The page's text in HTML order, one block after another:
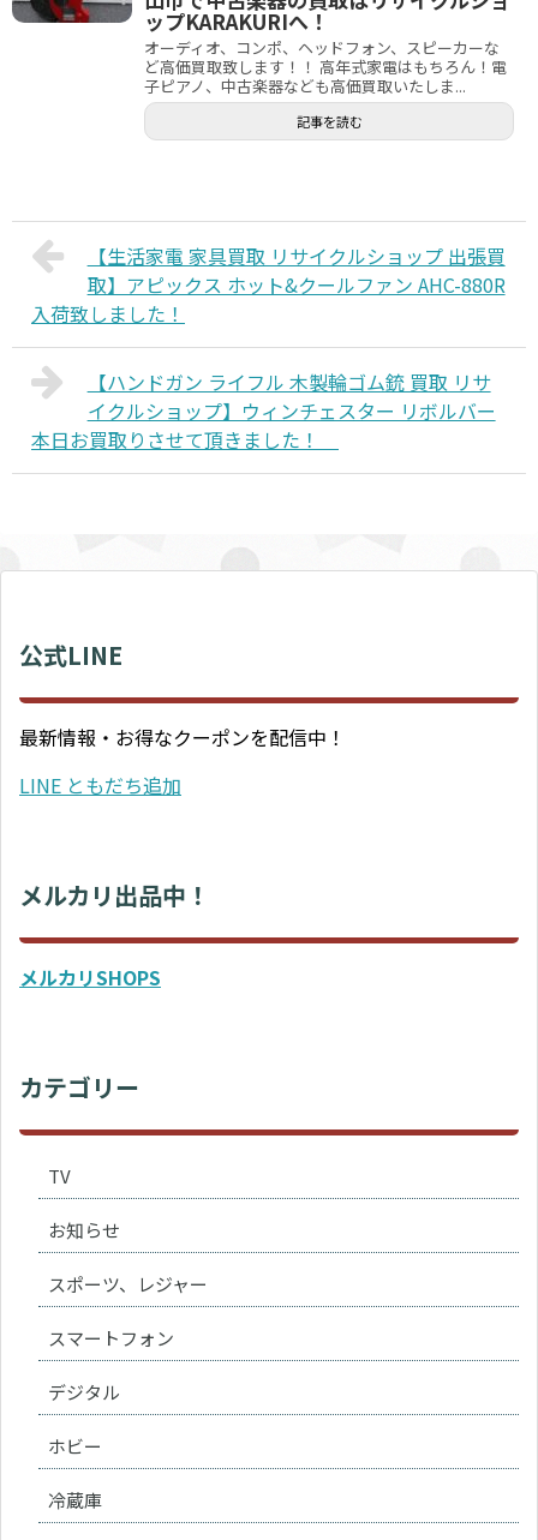
ップKARAKURIへ！
オーディオ、コンポ、ヘッドフォン、スピーカーな
ど高価買取致します！！ 高年式家電はもちろん！電
子ピアノ、中古楽器なども高価買取いたしま...
記事を読む
【生活家電 家具買取 リサイクルショップ 出張買
取】アピックス ホット&クールファン AHC-880R
入荷致しました！
【ハンドガン ライフル 木製輪ゴム銃 買取 リサ
イクルショップ】ウィンチェスター リボルバー
本日お買取りさせて頂きました！
公式LINE
最新情報・お得なクーポンを配信中！
LINE ともだち追加
メルカリ出品中！
メルカリSHOPS
カテゴリー
TV
お知らせ
スポーツ、レジャー
スマートフォン
デジタル
ホビー
冷蔵庫